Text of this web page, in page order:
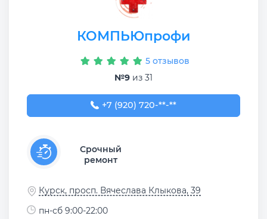
КОМПЬЮпрофи
5 отзывов
№9 из 31
+7 (920) 720-69-00
+7 (920) 720-**-**
Срочный
ремонт
Курск, просп. Вячеслава Клыкова, 39
пн-сб 9:00-22:00